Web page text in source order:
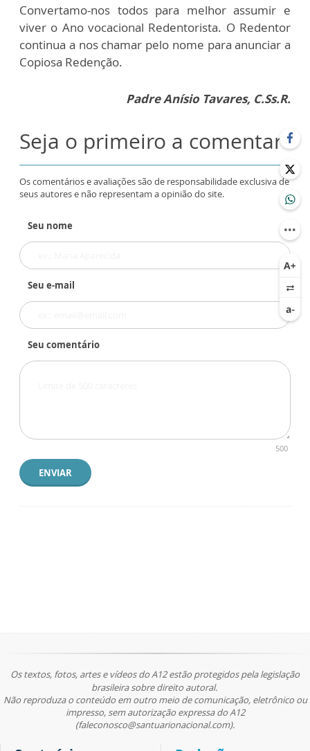
Convertamo-nos todos para melhor assumir e
viver o Ano vocacional Redentorista. O Redentor
continua a nos chamar pelo nome para anunciar a
Copiosa Redenção.
Padre Anísio Tavares, C.Ss.R.
Seja o primeiro a comentar
Os comentários e avaliações são de responsabilidade exclusiva de
seus autores e não representam a opinião do site.
Seu nome
Seu e-mail
Seu comentário
500
ENVIAR
Os textos, fotos, artes e vídeos do A12 estão protegidos pela legislação
brasileira sobre direito autoral.
Não reproduza o conteúdo em outro meio de comunicação, eletrônico ou
impresso, sem autorização expressa do A12
(faleconosco@santuarionacional.com).